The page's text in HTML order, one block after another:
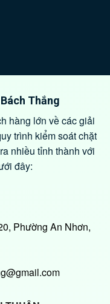
Thắng
hàng lớn về các giải
trình kiểm soát chặt
nhiều tỉnh thành với
đây:
Phường An Nhơn,